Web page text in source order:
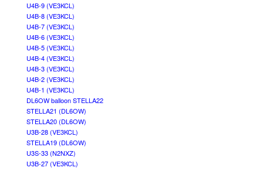
U4B-9 (VE3KCL)
U4B-8 (VE3KCL)
U4B-7 (VE3KCL)
U4B-6 (VE3KCL)
U4B-5 (VE3KCL)
U4B-4 (VE3KCL)
U4B-3 (VE3KCL)
U4B-2 (VE3KCL)
U4B-1 (VE3KCL)
DL6OW balloon STELLA22
STELLA21 (DL6OW)
STELLA20 (DL6OW)
U3B-28 (VE3KCL)
STELLA19 (DL6OW)
U3S-33 (N2NXZ)
U3B-27 (VE3KCL)